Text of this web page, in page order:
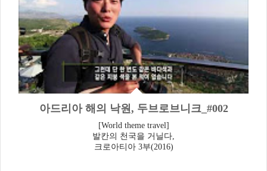
아드리아 해의 낙원, 두브로브니크_#002
[World theme travel]
발칸의 천국을 거닐다,
크로아티아 3부(2016)